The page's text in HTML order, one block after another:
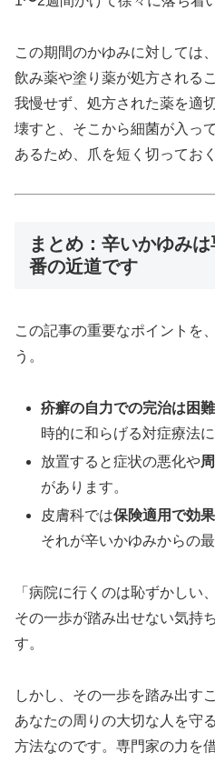
この期間のかゆみに対しては
飲み薬や塗り薬が処方される
我慢せず、処方された薬を適
壊すと、そこから細菌が入っ
あるため、爪を短く切ってお
まとめ：辛いかゆみ
番の近道です
この記事の重要なポイントを
う。
疥癬の自力での完治は困難
時的に和らげる対症療法に
放置すると症状の悪化や
があります。
皮膚科では保険適用で効
それが辛いかゆみからの
「病院に行くのは恥ずかしい
その一歩が踏み出せない気持
す。
しかし、その一歩を踏み出す
あなたの周りの大切な人を守
方法なのです。専門家の力を